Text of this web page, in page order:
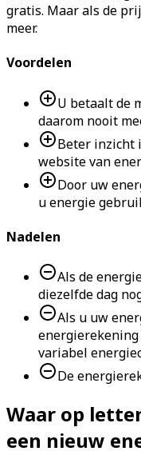
gratis. Maar als de
meer.
Voordelen
U betaalt de
daarom nooit
Beter inzicht
website van
Door uw
u energie
Nadelen
Als de
diezelfde dag
Als u uw
variabel
De
Waar op
een nieuw